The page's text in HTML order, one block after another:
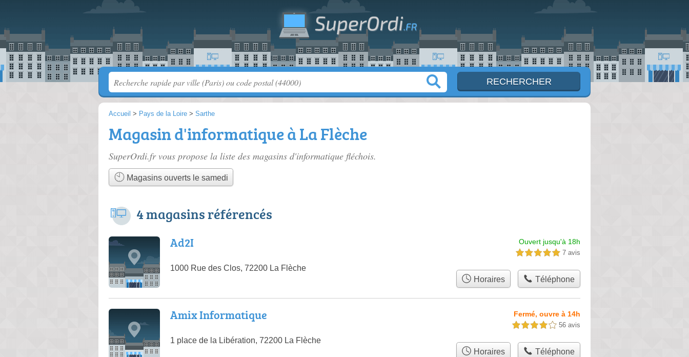
Accueil > Pays de la Loire > Sarthe
Magasin d'informatique à La Flèche
SuperOrdi.fr vous propose la liste des magasins d'informatique fléchois.
Magasins ouverts le samedi
4 magasins référencés
Ad2I
1000 Rue des Clos, 72200 La Flèche
Ouvert jusqu'à 18h
5,0 étoiles sur 5 7 avis
Horaires Téléphone
Amix Informatique
1 place de la Libération, 72200 La Flèche
Fermé, ouvre à 14h
4,0 étoiles sur 5 56 avis
Horaires Téléphone